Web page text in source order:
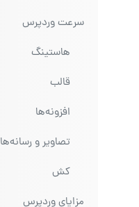
سرعت وردپرس
هاستینگ
قالب
افزونه‌ها
تصاویر و رسانه‌ها
کش
مزایای وردپرس